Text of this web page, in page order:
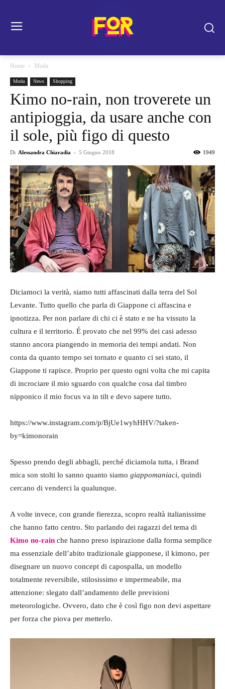
Home Moda
Moda News Shopping
Kimo no-rain, non troverete un
antipioggia, da usare anche con
il sole, più figo di questo
Di Alessandra Chiaradia - 5 Giugno 2018 1949
Diciamoci la verità, siamo tutti affascinati dalla terra del Sol
Levante. Tutto quello che parla di Giappone ci affascina e
ipnotizza. Per non parlare di chi ci è stato e ne ha vissuto la
cultura e il territorio. É provato che nel 99% dei casi adesso
stanno ancora piangendo in memoria dei tempi andati. Non
conta da quanto tempo sei tornato e quanto ci sei stato, il
Giappone ti rapisce. Proprio per questo ogni volta che mi capita
di incrociare il mio sguardo con qualche cosa dal timbro
nipponico il mio focus va in tilt e devo sapere tutto.
https://www.instagram.com/p/BjUe1wyhHHV/?taken-
by=kimonorain
Spesso prendo degli abbagli, perché diciamola tutta, i Brand
mica son stolti lo sanno quanto siamo giappomaniaci, quindi
cercano di venderci la qualunque.
A volte invece, con grande fierezza, scopro realtà italianissime
che hanno fatto centro. Sto parlando dei ragazzi del tema di
Kimo no-rain che hanno preso ispirazione dalla forma semplice
ma essenziale dell’abito tradizionale giapponese, il kimono, per
disegnare un nuovo concept di capospalla, un modello
totalmente reversibile, stilosissimo e impermeabile, ma
attenzione: slegato dall’andamento delle previsioni
meteorologiche. Ovvero, dato che è così figo non devi aspettare
per forza che piova per metterlo.